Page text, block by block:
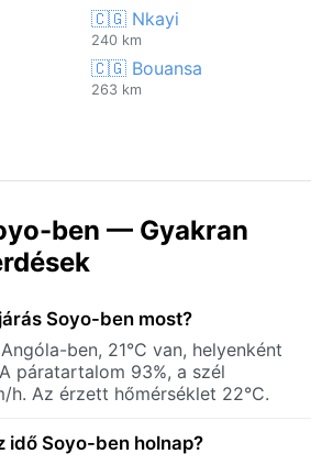
🇨🇬 Nkayi
240 km
🇨🇬 Bouansa
263 km
ben — Gyakran
Soyo-ben most?
ben, 21°C van, helyenként
páratartalom 93%, a szél
h. Az érzett hőmérséklet 22°C.
idő Soyo-ben holnap?